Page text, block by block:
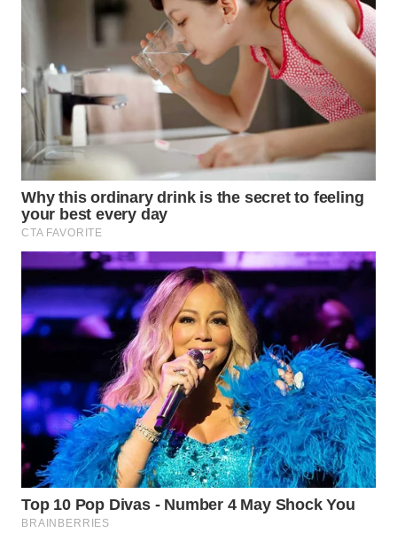
CO ID
WAHANANEWS
NET
WAHANA
SPORT
WAHANA
UMKM
WAHANA
SELEB
WAHANA
PERSONA
WAHANA
OTOMOTIF
WAHANA